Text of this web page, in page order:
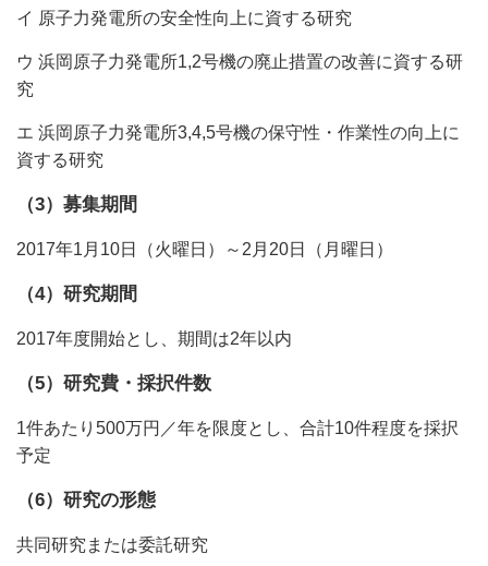
イ 原子力発電所の安全性向上に資する研究
ウ 浜岡原子力発電所1,2号機の廃止措置の改善に資する研
究
エ 浜岡原子力発電所3,4,5号機の保守性・作業性の向上に
資する研究
（3）募集期間
2017年1月10日（火曜日）～2月20日（月曜日）
（4）研究期間
2017年度開始とし、期間は2年以内
（5）研究費・採択件数
1件あたり500万円／年を限度とし、合計10件程度を採択
予定
（6）研究の形態
共同研究または委託研究